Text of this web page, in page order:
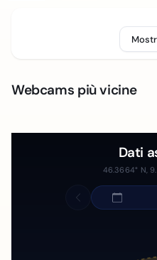
Webcams più vicine
Dati
46.3664° N,